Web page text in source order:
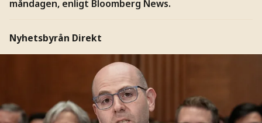
måndagen, enligt Bloomberg News.
Nyhetsbyrån Direkt